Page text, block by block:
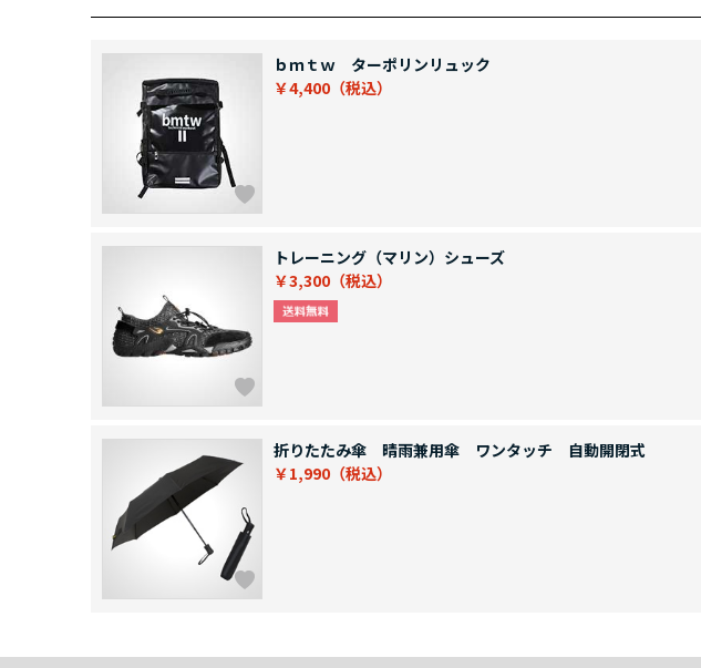
ｂｍｔｗ ターポリンリュック
￥4,400
トレーニング（マリン）シューズ
￥3,300
折りたたみ傘 晴雨兼用傘 ワンタッチ 自動開閉式
￥1,990